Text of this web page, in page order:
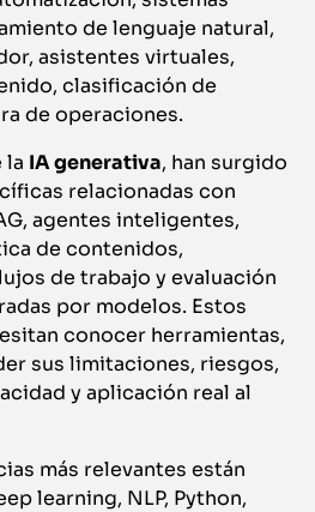
de lenguaje natural,
asistentes virtuales,
clasificación de
de operaciones.
la IA generativa, han surgido
relacionadas con
agentes inteligentes,
de contenidos,
de trabajo y evaluación
por modelos. Estos
conocer herramientas,
sus limitaciones, riesgos,
y aplicación real al
más relevantes están
learning, NLP, Python,